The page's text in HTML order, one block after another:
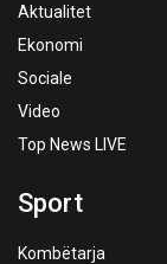
Aktualitet
Ekonomi
Sociale
Video
Top News LIVE
Sport
Kombëtarja